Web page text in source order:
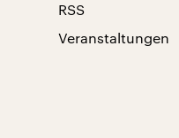
RSS
Veranstaltungen